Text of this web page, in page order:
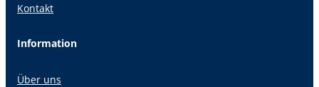
Kontakt
Information
Über uns